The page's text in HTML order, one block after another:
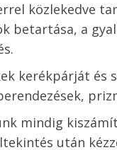
közlekedve
betartása, a
kerékpárját
mindig
után